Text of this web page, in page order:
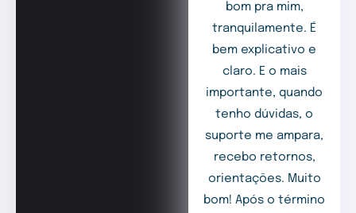
bom pra mim,
tranquilamente. É
bem explicativo e
claro. E o mais
importante, quando
tenho dúvidas, o
suporte me ampara,
recebo retornos,
orientações. Muito
bom! Após o término